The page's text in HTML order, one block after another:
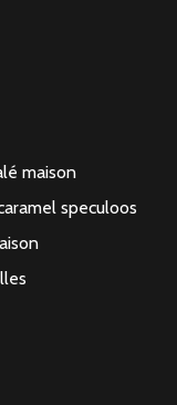
maison
speculoos